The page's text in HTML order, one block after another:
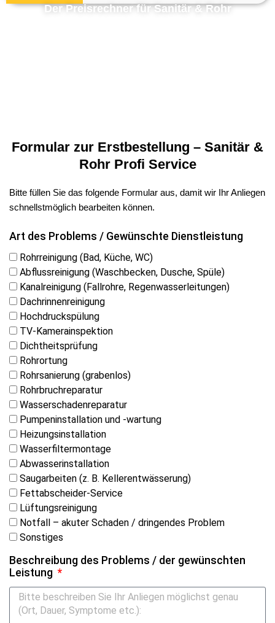
Der Preisrechner für Sanitär & Rohr
Formular zur Erstbestellung – Sanitär &
Rohr Profi Service
Bitte füllen Sie das folgende Formular aus, damit wir Ihr Anliegen
schnellstmöglich bearbeiten können.
Art des Problems / Gewünschte Dienstleistung
Rohrreinigung (Bad, Küche, WC)
Abflussreinigung (Waschbecken, Dusche, Spüle)
Kanalreinigung (Fallrohre, Regenwasserleitungen)
Dachrinnenreinigung
Hochdruckspülung
TV-Kamerainspektion
Dichtheitsprüfung
Rohrortung
Rohrsanierung (grabenlos)
Rohrbruchreparatur
Wasserschadenreparatur
Pumpeninstallation und -wartung
Heizungsinstallation
Wasserfiltermontage
Abwasserinstallation
Saugarbeiten (z. B. Kellerentwässerung)
Fettabscheider-Service
Lüftungsreinigung
Notfall – akuter Schaden / dringendes Problem
Sonstiges
Beschreibung des Problems / der gewünschten
Leistung